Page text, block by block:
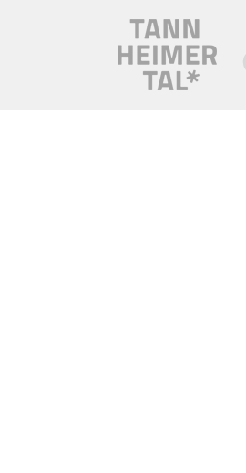
KULTUR WINTER